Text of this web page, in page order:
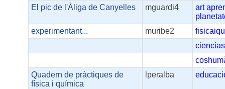
El pic de l'Àliga de Canyelles
mguardi4 art
experimentant...
muribe2
ciencias
Quadern de pràctiques de
física i química
lperalba